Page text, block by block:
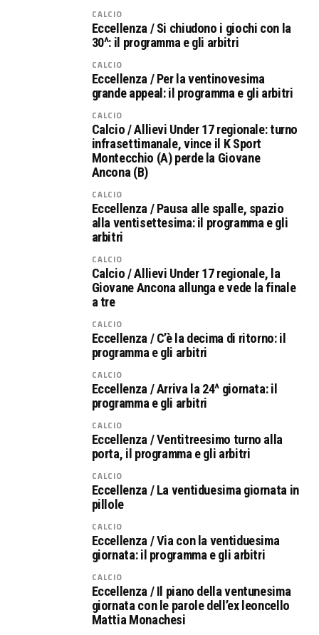
CALCIO
Eccellenza / Si chiudono i giochi con la
30^: il programma e gli arbitri
CALCIO
Eccellenza / Per la ventinovesima
grande appeal: il programma e gli arbitri
CALCIO
Calcio / Allievi Under 17 regionale: turno
infrasettimanale, vince il K Sport
Montecchio (A) perde la Giovane
Ancona (B)
CALCIO
Eccellenza / Pausa alle spalle, spazio
alla ventisettesima: il programma e gli
arbitri
CALCIO
Calcio / Allievi Under 17 regionale, la
Giovane Ancona allunga e vede la finale
a tre
CALCIO
Eccellenza / C’è la decima di ritorno: il
programma e gli arbitri
CALCIO
Eccellenza / Arriva la 24^ giornata: il
programma e gli arbitri
CALCIO
Eccellenza / Ventitreesimo turno alla
porta, il programma e gli arbitri
CALCIO
Eccellenza / La ventiduesima giornata in
pillole
CALCIO
Eccellenza / Via con la ventiduesima
giornata: il programma e gli arbitri
CALCIO
Eccellenza / Il piano della ventunesima
giornata con le parole dell’ex leoncello
Mattia Monachesi